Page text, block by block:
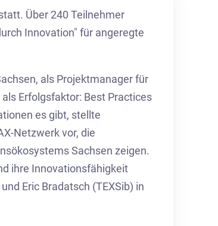
Über 240 Teilnehmer
Innovation" für angeregte
als Projektmanager für
Erfolgsfaktor: Best Practices
es gibt, stellte
Netzwerk vor, die
Sachsen zeigen.
ihre Innovationsfähigkeit
Eric Bradatsch (TEXSib) in